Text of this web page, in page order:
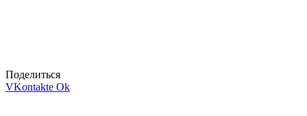
Поделиться
VKontakte Ok